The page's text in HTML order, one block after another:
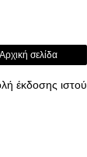
Αρχική σελίδα
έκδοσης ιστού